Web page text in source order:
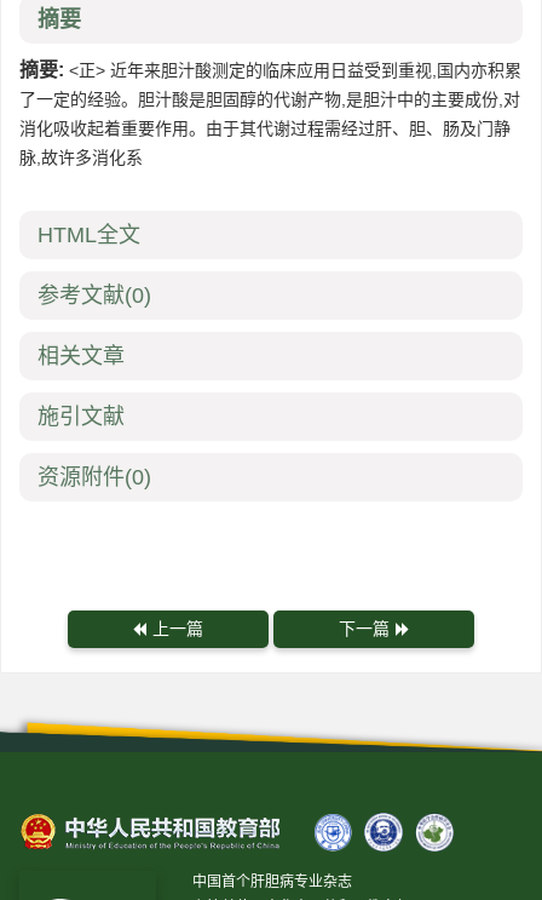
摘要
摘要: <正> 近年来胆汁酸测定的临床应用日益受到重视,国内亦积累
了一定的经验。胆汁酸是胆固醇的代谢产物,是胆汁中的主要成份,对
消化吸收起着重要作用。由于其代谢过程需经过肝、胆、肠及门静
脉,故许多消化系
HTML全文
参考文献(0)
相关文章
施引文献
资源附件(0)
上一篇 下一篇
中国首个肝胆病专业杂志